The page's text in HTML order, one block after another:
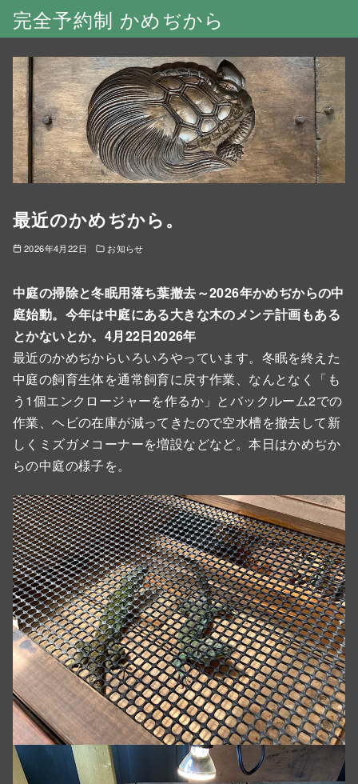
完全予約制 かめぢから
最近のかめぢから。
2026年4月22日 お知らせ
中庭の掃除と冬眠用落ち葉撤去～2026年かめぢからの中
庭始動。今年は中庭にある大きな木のメンテ計画もある
とかないとか。4月22日2026年
最近のかめぢからいろいろやっています。冬眠を終えた
中庭の飼育生体を通常飼育に戻す作業、なんとなく「も
う1個エンクロージャーを作るか」とバックルーム2での
作業、ヘビの在庫が減ってきたので空水槽を撤去して新
しくミズガメコーナーを増設などなど。本日はかめぢか
らの中庭の様子を。